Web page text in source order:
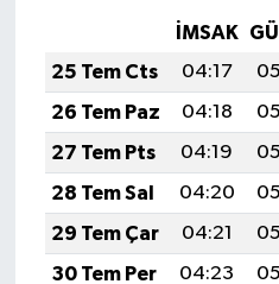
İMSAK
25 Tem Cts
04:17
26 Tem Paz
04:18
27 Tem Pts
04:19
28 Tem Sal
04:20
29 Tem Çar
04:21
30 Tem Per
04:23
ÇEK GÖNDER
KİTAP
HEDEF2020